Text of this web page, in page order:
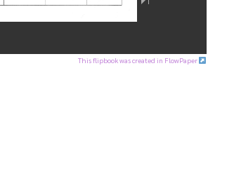
This flipbook was created in FlowPaper